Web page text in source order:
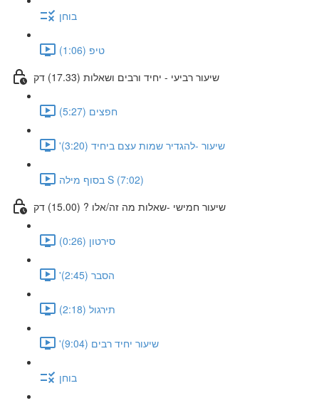
בוחן
טיפ (1:06)
שיעור רביעי - יחיד ורבים ושאלות (17.33) דק
חפצים (5:27)
'שיעור -להגדיר שמות עצם ביחיד (3:20)
בסוף מילה S (7:02)
שיעור חמישי -שאלות מה זה/אלו ? (15.00) דק
סירטון (0:26)
'הסבר (2:45)
תירגול (2:18)
'שיעור יחיד רבים (9:04)
בוחן